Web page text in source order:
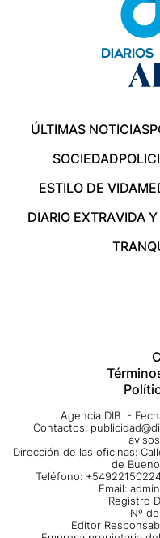
ÚLTIMAS NOTICIAS
SOCIEDAD
ESTILO DE VIDA
DIARIO EXTRAVIDA
Agencia DIB -
Contactos:
Dirección de las oficinas:
de
Teléfono:
Email:
Registro
Nº
Editor